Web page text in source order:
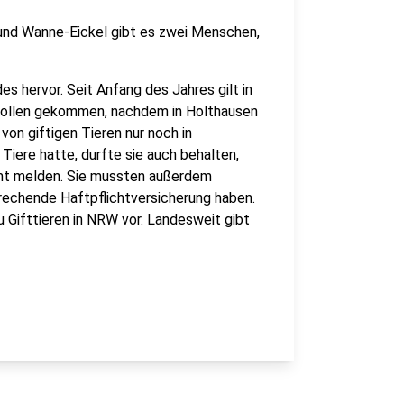
Wanne-Eickel gibt es zwei Menschen,
hervor. Seit Anfang des Jahres gilt in
gekommen, nachdem in Holthausen
giftigen Tieren nur noch in
hatte, durfte sie auch behalten,
melden. Sie mussten außerdem
Haftpflichtversicherung haben.
in NRW vor. Landesweit gibt